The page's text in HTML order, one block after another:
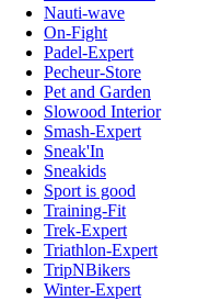
Nauti-wave
On-Fight
Padel-Expert
Pecheur-Store
Pet and Garden
Slowood Interior
Smash-Expert
Sneak'In
Sneakids
Sport is good
Training-Fit
Trek-Expert
Triathlon-Expert
TripNBikers
Winter-Expert